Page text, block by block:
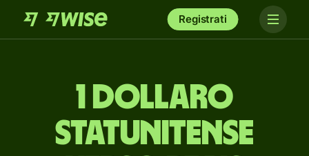
Registrati
1 dollaro
statunitense